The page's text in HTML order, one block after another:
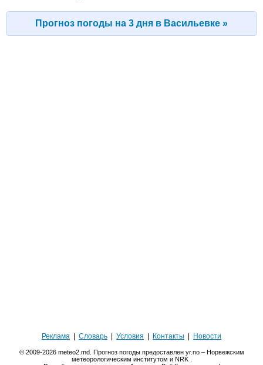
Прогноз погоды на 3 дня в Васильевке »
Реклама Словарь Условия Контакты Новости
© 2009-2026 meteo2.md. Прогноз погоды предоставлен yr.no – Норвежским
метеорологическим институтом и NRK